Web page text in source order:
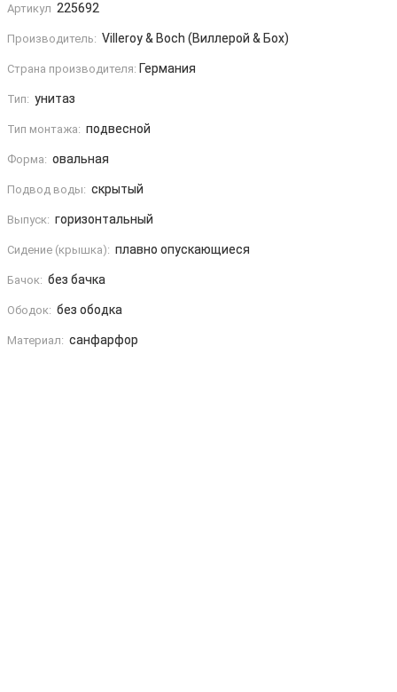
Артикул 225692
Производитель: Villeroy & Boch (Виллерой & Бох)
Страна производителя: Германия
Тип: унитаз
Тип монтажа: подвесной
Форма: овальная
Подвод воды: скрытый
Выпуск: горизонтальный
Сидение (крышка): плавно опускающиеся
Бачок: без бачка
Ободок: без ободка
Материал: санфарфор